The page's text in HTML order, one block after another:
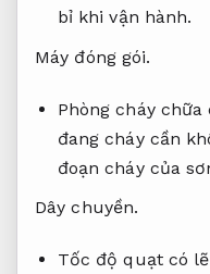
bỉ khi vận hành.
Máy đóng gói.
Phòng cháy chữa
đang cháy cần
đoạn cháy của
Dây chuyền.
Tốc độ quạt có